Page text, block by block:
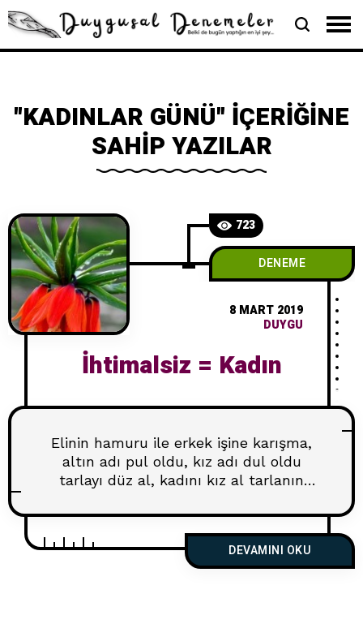
"KADINLAR GÜNÜ" İÇERIĞINE
SAHIP YAZILAR
723
DENEME
8 MART 2019
DUYGU
İhtimalsiz = Kadın
Elinin hamuru ile erkek işine karışma,
altın adı pul oldu, kız adı dul oldu
tarlayı düz al, kadını kız al tarlanın
pekmezi küpten, kadını kökten al
kadının yüzünün karası erkeğin elinin
kınası gül dalından odun, beslemeden
kadın olmaz on beşinde kız, ya erde
DEVAMINI OKU